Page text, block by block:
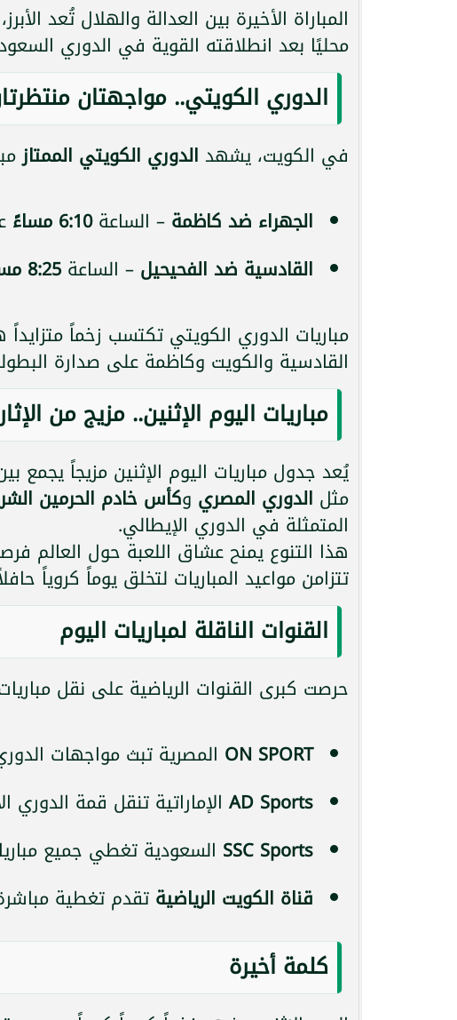
المباراة الأخيرة بين العدالة والهلال تُعد
محليًا بعد انطلاقته القوية في الدوري
الدوري الكويتي.. مواجهتان
في الكويت، يشهد الدوري الكويتي الممتاز
الجهراء ضد كاظمة – الساعة6:10 مساءً
القادسية ضد الفحيحيل – الساعة 8:25 مساءً
مباريات الدوري الكويتي تكتسب زخماً
القادسية والكويت وكاظمة على صدارة
مباريات اليوم الإثنين.. مزيج من
يُعد جدول مباريات اليوم الإثنين مزيجاً يجمع
مثل الدوري المصري وكأس خادم الحرمين
المتمثلة في الدوري الإيطالي.
هذا التنوع يمنح عشاق اللعبة حول العالم
تتزامن مواعيد المباريات لتخلق يوماً كروياً
القنوات الناقلة لمباريات اليوم
حرصت كبرى القنوات الرياضية على نقل
ON SPORT المصرية تبث مواجهات
AD Sports الإماراتية تنقل قمة الدوري
SSC Sports السعودية تغطي جميع
قناة الكويت الرياضية تقدم تغطية
كلمة أخيرة